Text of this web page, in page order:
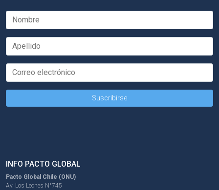
INFO PACTO GLOBAL
Pacto Global Chile (ONU)
Av. Los Leones N°745